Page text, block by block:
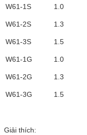
W61-1S 1.0
W61-2S 1.3
W61-3S 1.5
W61-1G 1.0
W61-2G 1.3
W61-3G 1.5
Giải thích: